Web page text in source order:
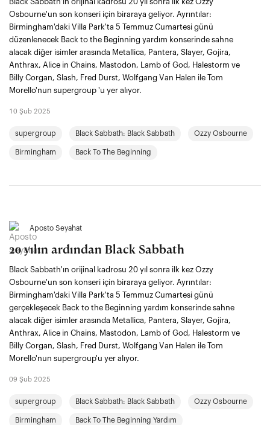
Black Sabbath'ın orijinal kadrosu 20 yıl sonra ilk kez Ozzy
Osbourne'un son konseri için biraraya geliyor. Ayrıntılar:
Birmingham'daki Villa Park'ta 5 Temmuz Cumartesi günü
düzenlenecek Back to the Beginning yardım konserinde sahne
alacak diğer isimler arasında Metallica, Pantera, Slayer, Gojira,
Anthrax, Alice in Chains, Mastodon, Lamb of God, Halestorm ve
Billy Corgan, Slash, Fred Durst, Wolfgang Van Halen ile Tom
Morello'nun supergroup 'u yer alıyor.
10 Şub 2025
supergroup Black Sabbath: Black Sabbath Ozzy Osbourne
Birmingham Back To The Beginning
Aposto Seyahat
20 yılın ardından Black Sabbath
Black Sabbath'ın orijinal kadrosu 20 yıl sonra ilk kez Ozzy
Osbourne'un son konseri için biraraya geliyor. Ayrıntılar:
Birmingham'daki Villa Park'ta 5 Temmuz Cumartesi günü
gerçekleşecek Back to the Beginning yardım konserinde sahne
alacak diğer isimler arasında Metallica, Pantera, Slayer, Gojira,
Anthrax, Alice in Chains, Mastodon, Lamb of God, Halestorm ve
Billy Corgan, Slash, Fred Durst, Wolfgang Van Halen ile Tom
Morello'nun supergroup'u yer alıyor.
09 Şub 2025
supergroup Black Sabbath: Black Sabbath Ozzy Osbourne
Birmingham Back To The Beginning Yardım